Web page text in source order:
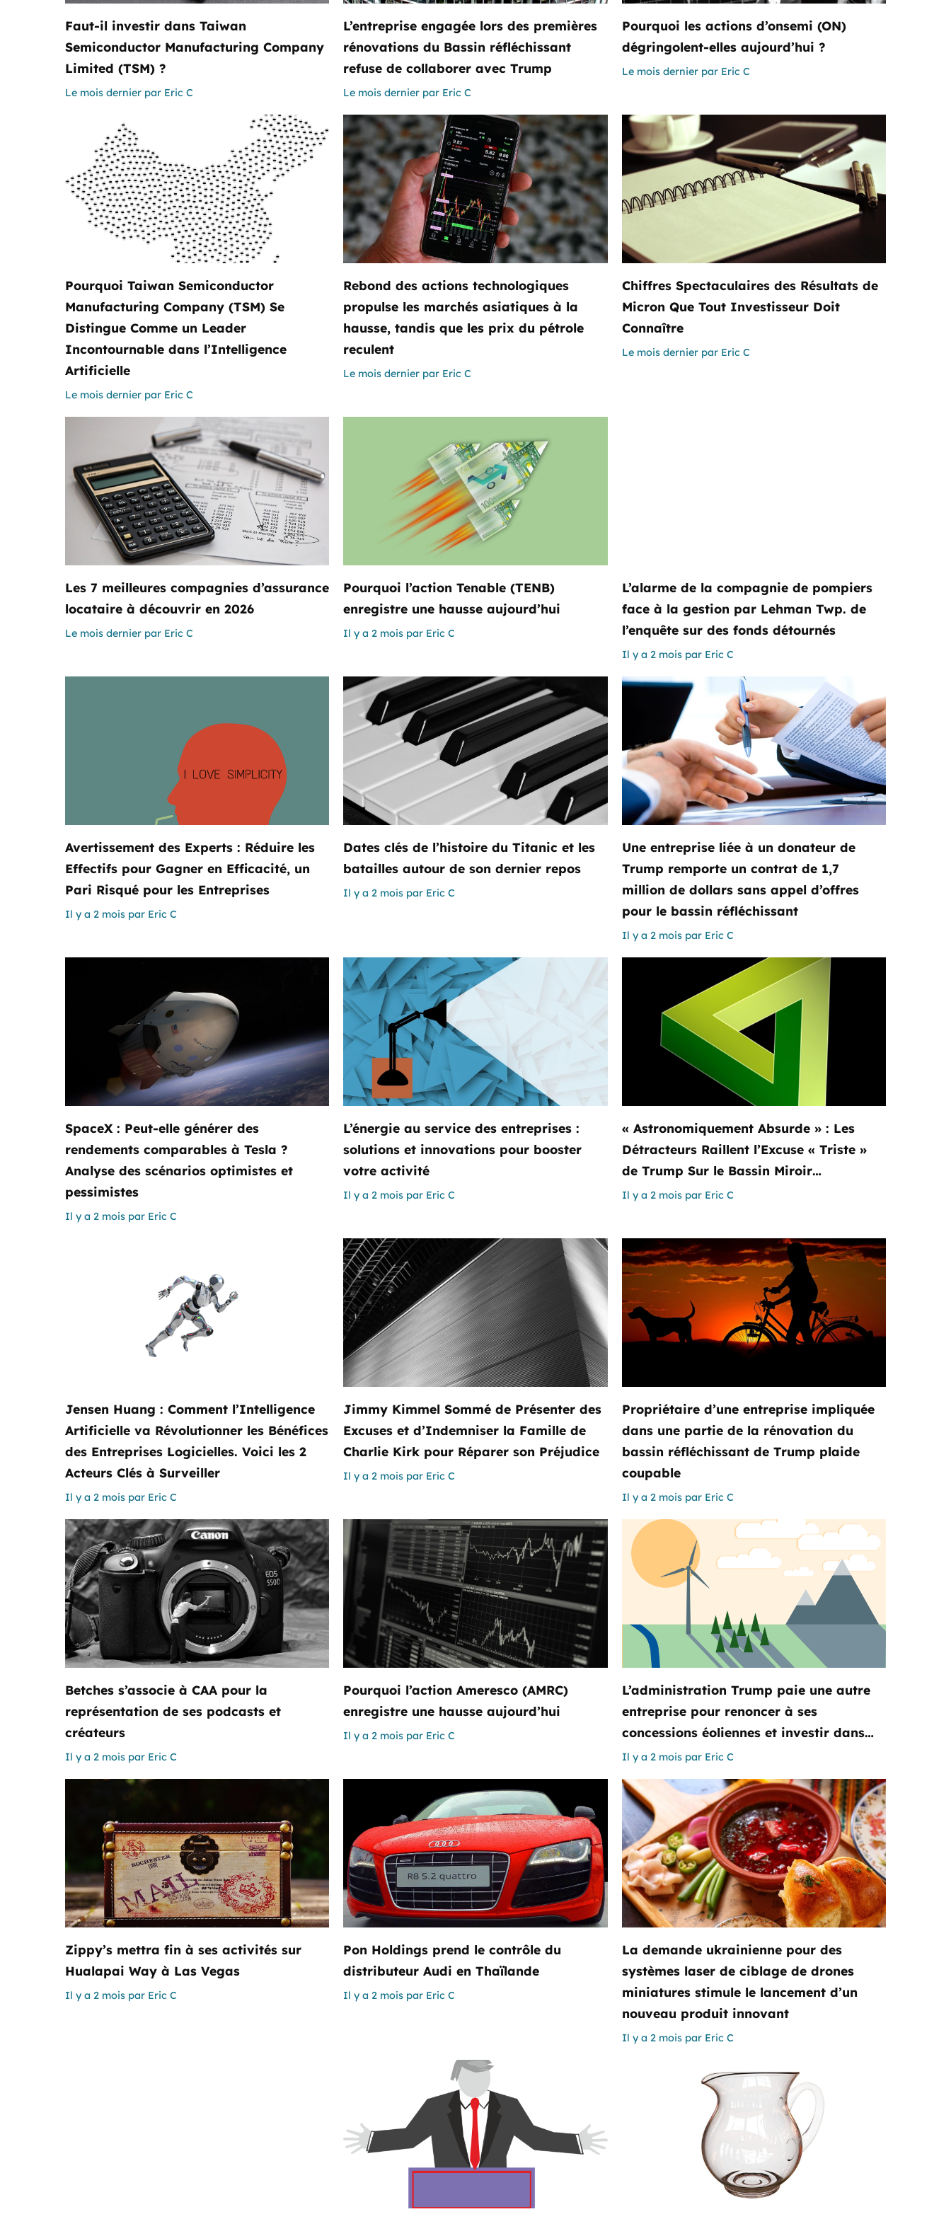
Faut-il investir dans Taiwan
Semiconductor Manufacturing Company
Limited (TSM) ?
Le mois dernier par Eric C
L’entreprise engagée lors des premières
rénovations du Bassin réfléchissant
refuse de collaborer avec Trump
Le mois dernier par Eric C
Pourquoi les actions d’onsemi (ON)
dégringolent-elles aujourd’hui ?
Le mois dernier par Eric C
Pourquoi Taiwan Semiconductor
Manufacturing Company (TSM) Se
Distingue Comme un Leader
Incontournable dans l’Intelligence
Artificielle
Le mois dernier par Eric C
Rebond des actions technologiques
propulse les marchés asiatiques à la
hausse, tandis que les prix du pétrole
reculent
Le mois dernier par Eric C
Chiffres Spectaculaires des Résultats de
Micron Que Tout Investisseur Doit
Connaître
Le mois dernier par Eric C
Les 7 meilleures compagnies d’assurance
locataire à découvrir en 2026
Le mois dernier par Eric C
Pourquoi l’action Tenable (TENB)
enregistre une hausse aujourd’hui
Il y a 2 mois par Eric C
L’alarme de la compagnie de pompiers
face à la gestion par Lehman Twp. de
l’enquête sur des fonds détournés
Il y a 2 mois par Eric C
Avertissement des Experts : Réduire les
Effectifs pour Gagner en Efficacité, un
Pari Risqué pour les Entreprises
Il y a 2 mois par Eric C
Dates clés de l’histoire du Titanic et les
batailles autour de son dernier repos
Il y a 2 mois par Eric C
Une entreprise liée à un donateur de
Trump remporte un contrat de 1,7
million de dollars sans appel d’offres
pour le bassin réfléchissant
Il y a 2 mois par Eric C
SpaceX : Peut-elle générer des
rendements comparables à Tesla ?
Analyse des scénarios optimistes et
pessimistes
Il y a 2 mois par Eric C
L’énergie au service des entreprises :
solutions et innovations pour booster
votre activité
Il y a 2 mois par Eric C
« Astronomiquement Absurde » : Les
Détracteurs Raillent l’Excuse « Triste »
de Trump Sur le Bassin Miroir…
Il y a 2 mois par Eric C
Jensen Huang : Comment l’Intelligence
Artificielle va Révolutionner les Bénéfices
des Entreprises Logicielles. Voici les 2
Acteurs Clés à Surveiller
Il y a 2 mois par Eric C
Jimmy Kimmel Sommé de Présenter des
Excuses et d’Indemniser la Famille de
Charlie Kirk pour Réparer son Préjudice
Il y a 2 mois par Eric C
Propriétaire d’une entreprise impliquée
dans une partie de la rénovation du
bassin réfléchissant de Trump plaide
coupable
Il y a 2 mois par Eric C
Betches s’associe à CAA pour la
représentation de ses podcasts et
créateurs
Il y a 2 mois par Eric C
Pourquoi l’action Ameresco (AMRC)
enregistre une hausse aujourd’hui
Il y a 2 mois par Eric C
L’administration Trump paie une autre
entreprise pour renoncer à ses
concessions éoliennes et investir dans…
Il y a 2 mois par Eric C
Zippy’s mettra fin à ses activités sur
Hualapai Way à Las Vegas
Il y a 2 mois par Eric C
Pon Holdings prend le contrôle du
distributeur Audi en Thaïlande
Il y a 2 mois par Eric C
La demande ukrainienne pour des
systèmes laser de ciblage de drones
miniatures stimule le lancement d’un
nouveau produit innovant
Il y a 2 mois par Eric C